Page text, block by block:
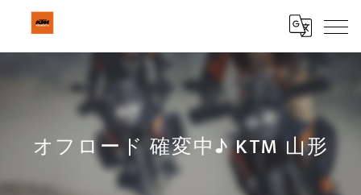
オフロード 確変中♪ KTM 山形